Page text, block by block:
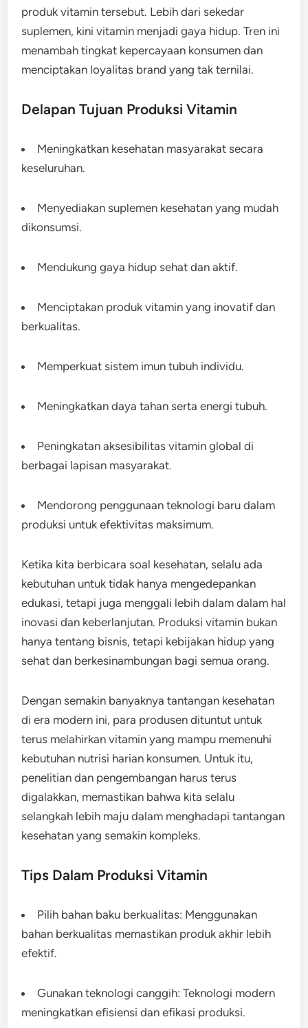
produk vitamin tersebut. Lebih dari sekedar
suplemen, kini vitamin menjadi gaya hidup. Tren ini
menambah tingkat kepercayaan konsumen dan
menciptakan loyalitas brand yang tak ternilai.
Delapan Tujuan Produksi Vitamin
Meningkatkan kesehatan masyarakat secara
keseluruhan.
Menyediakan suplemen kesehatan yang mudah
dikonsumsi.
Mendukung gaya hidup sehat dan aktif.
Menciptakan produk vitamin yang inovatif dan
berkualitas.
Memperkuat sistem imun tubuh individu.
Meningkatkan daya tahan serta energi tubuh.
Peningkatan aksesibilitas vitamin global di
berbagai lapisan masyarakat.
Mendorong penggunaan teknologi baru dalam
produksi untuk efektivitas maksimum.
Ketika kita berbicara soal kesehatan, selalu ada
kebutuhan untuk tidak hanya mengedepankan
edukasi, tetapi juga menggali lebih dalam dalam hal
inovasi dan keberlanjutan. Produksi vitamin bukan
hanya tentang bisnis, tetapi kebijakan hidup yang
sehat dan berkesinambungan bagi semua orang.
Dengan semakin banyaknya tantangan kesehatan
di era modern ini, para produsen dituntut untuk
terus melahirkan vitamin yang mampu memenuhi
kebutuhan nutrisi harian konsumen. Untuk itu,
penelitian dan pengembangan harus terus
digalakkan, memastikan bahwa kita selalu
selangkah lebih maju dalam menghadapi tantangan
kesehatan yang semakin kompleks.
Tips Dalam Produksi Vitamin
Pilih bahan baku berkualitas: Menggunakan
bahan berkualitas memastikan produk akhir lebih
efektif.
Gunakan teknologi canggih: Teknologi modern
meningkatkan efisiensi dan efikasi produksi.